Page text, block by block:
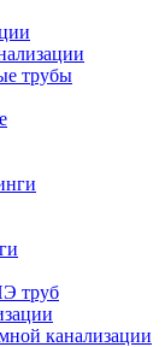
трубы
труб
канализации